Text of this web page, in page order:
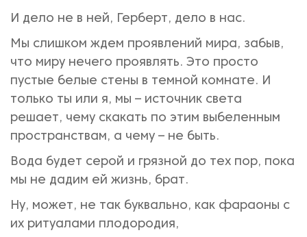
И дело не в ней, Герберт, дело в нас.
Мы слишком ждем проявлений мира, забыв,
что миру нечего проявлять. Это просто
пустые белые стены в темной комнате. И
только ты или я, мы – источник света
решает, чему скакать по этим выбеленным
пространствам, а чему – не быть.
Вода будет серой и грязной до тех пор, пока
мы не дадим ей жизнь, брат.
Ну, может, не так буквально, как фараоны с
их ритуалами плодородия,